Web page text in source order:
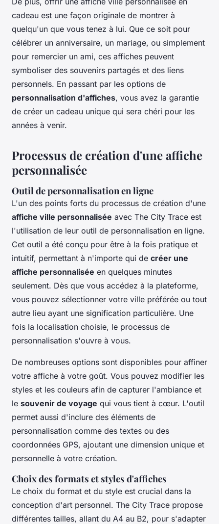
cadeau est une façon originale de montrer à
quelqu'un que vous tenez à lui. Que ce soit pour
célébrer un anniversaire, un mariage, ou simplement
pour remercier un ami, ces affiches peuvent
symboliser des souvenirs partagés et des liens
personnels. En passant par les options de
personnalisation d'affiches, vous avez la garantie
de créer un cadeau unique qui sera chéri pour les
années à venir.
Processus de création d'une affiche
personnalisée
Outil de personnalisation en ligne
L'un des points forts du processus de création d'une
affiche ville personnalisée avec The City Trace est
l'utilisation de leur outil de personnalisation en ligne.
Cet outil a été conçu pour être à la fois pratique et
intuitif, permettant à n'importe qui de créer une
affiche personnalisée en quelques minutes
seulement. Dès que vous accédez à la plateforme,
vous pouvez sélectionner votre ville préférée ou tout
autre lieu ayant une signification particulière. Une
fois la localisation choisie, le processus de
personnalisation s'ouvre à vous.
De nombreuses options sont disponibles pour affiner
votre affiche à votre goût. Vous pouvez modifier les
styles et les couleurs afin de capturer l'ambiance et
le souvenir de voyage qui vous tient à cœur. L'outil
permet aussi d'inclure des éléments de
personnalisation comme des textes ou des
coordonnées GPS, ajoutant une dimension unique et
personnelle à votre création.
Choix des formats et styles d'affiches
Le choix du format et du style est crucial dans la
conception d'art personnel. The City Trace propose
différentes tailles, allant du A4 au B2, pour s'adapter